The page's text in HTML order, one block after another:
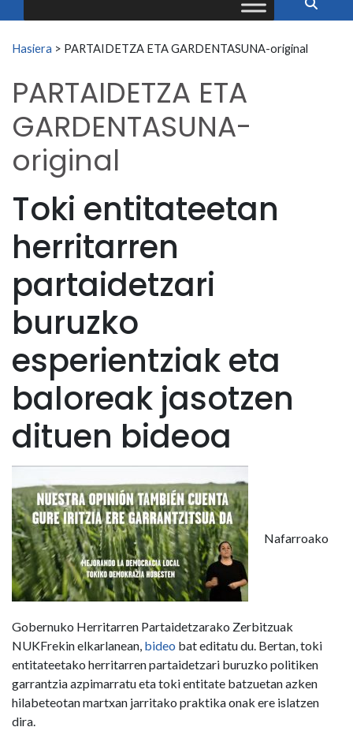
Search for:
Hasiera > PARTAIDETZA ETA GARDENTASUNA-original
PARTAIDETZA ETA
GARDENTASUNA-
original
Toki entitateetan
herritarren
partaidetzari
buruzko
esperientziak eta
baloreak jasotzen
dituen bideoa
Nafarroako
Gobernuko Herritarren Partaidetzarako Zerbitzuak
NUKFrekin elkarlanean, bideo bat editatu du. Bertan, toki
entitateetako herritarren partaidetzari buruzko politiken
garrantzia azpimarratu eta toki entitate batzuetan azken
hilabeteotan martxan jarritako praktika onak ere islatzen
dira.